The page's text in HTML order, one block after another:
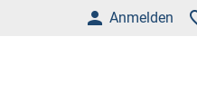
Anmelden